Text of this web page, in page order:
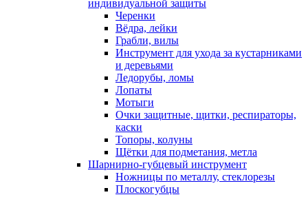
индивидуальной защиты
Черенки
Вёдра, лейки
Грабли, вилы
Инструмент для ухода за кустарниками
и деревьями
Ледорубы, ломы
Лопаты
Мотыги
Очки защитные, щитки, респираторы,
каски
Топоры, колуны
Щётки для подметания, метла
Шарнирно-губцевый инструмент
Ножницы по металлу, стеклорезы
Плоскогубцы